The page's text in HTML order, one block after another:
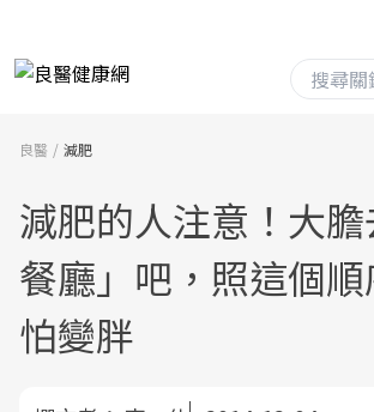
良醫 減肥
減肥的人注意！大
餐廳」吧，照這個
怕變胖